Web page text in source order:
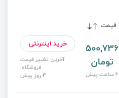
قیمت
500,736
تومان
6 ساعت پیش
خرید اینترنتی
آخرین تغییر قیمت
فروشگاه:
4 روز پیش